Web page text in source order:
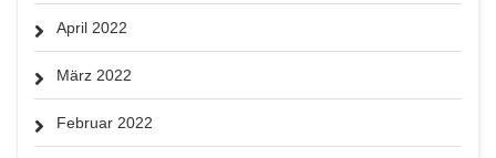
April 2022
März 2022
Februar 2022